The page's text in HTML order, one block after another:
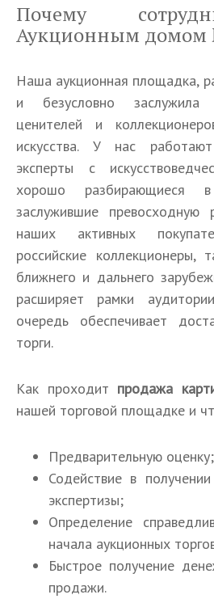
Почему
Аукционным домом
Наша аукционная площадка,
и безусловно заслужила
ценителей и
искусства. У нас
эксперты с
хорошо
заслужившие превосходную
наших активных
российские коллекционеры,
ближнего и дальнего
расширяет рамки
очередь обеспечивает
торги.
Как проходит продажа
нашей торговой площадке и
Предварительную оценку;
Содействие в получении
экспертизы;
Определение
начала аукционных
Быстрое получение
продажи.